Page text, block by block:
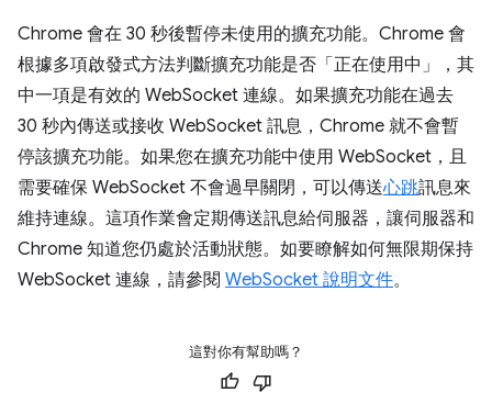
Chrome 會在 30 秒後暫停未使用的擴充功能。Chrome 會
根據多項啟發式方法判斷擴充功能是否「正在使用中」，其
中一項是有效的 WebSocket 連線。如果擴充功能在過去
30 秒內傳送或接收 WebSocket 訊息，Chrome 就不會暫
停該擴充功能。如果您在擴充功能中使用 WebSocket，且
需要確保 WebSocket 不會過早關閉，可以傳送心跳訊息來
維持連線。這項作業會定期傳送訊息給伺服器，讓伺服器和
Chrome 知道您仍處於活動狀態。如要瞭解如何無限期保持
WebSocket 連線，請參閱 WebSocket 說明文件。
這對你有幫助嗎？